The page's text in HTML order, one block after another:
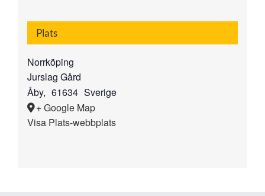
Plats
Norrköping
Jurslag Gård
Åby, 61634 Sverige
+ Google Map
Visa Plats-webbplats